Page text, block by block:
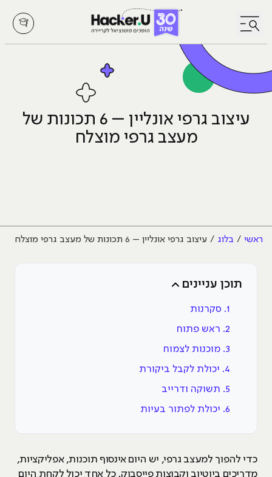
לחץ לפתיחת/סגירת תפריט
עיצוב גרפי אונליין – 6 תכונות של
מעצב גרפי מוצלח
ראשי בלוג עיצוב גרפי אונליין – 6 תכונות של מעצב גרפי מוצלח
תוכן עניינים
1. סקרנות
2. ראש פתוח
3. מוכנות לצמוח
4. יכולת לקבל ביקורת
5. תשוקה ודרייב
6. יכולת לפתור בעיות
כדי להפוך למעצב גרפי, יש היום אינסוף תוכנות, אפליקציות,
מדריכים ביוטיוב וקבוצות פייסבוק. כל אחד יכול לקחת היום